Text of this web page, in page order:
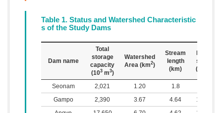
Table 1. Status and Watershed Characteristic
s of the Study Dams
Dam name
Total
storage
capacity
(103m3)
Watershed
Area (km2)
Stream
length
(km)
slope
(m/m)
Seonam 2,021 1.20 1.8
Gampo
2,390 3.67 4.64
17.87